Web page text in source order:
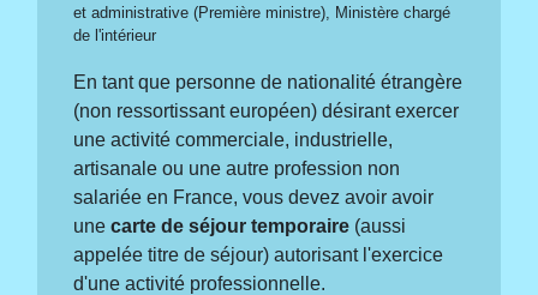
et administrative (Première ministre), Ministère chargé
de l'intérieur
En tant que personne de nationalité étrangère
(non ressortissant européen) désirant exercer
une activité commerciale, industrielle,
artisanale ou une autre profession non
salariée en France, vous devez avoir avoir
unecarte de séjour temporaire (aussi
appelée titre de séjour) autorisant l'exercice
d'une activité professionnelle.